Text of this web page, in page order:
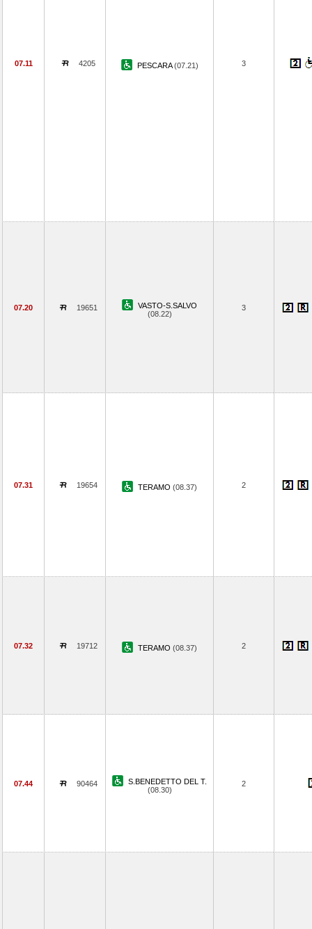
07.11 4205 PESCARA(07.21) 3
07.20 19651
VASTO-S.SALVO
(08.22)
3
07.31 19654 TERAMO (08.37) 2
07.32 19712 TERAMO (08.37) 2
07.44 90464
S.BENEDETTO DEL T.
(08.30)
2